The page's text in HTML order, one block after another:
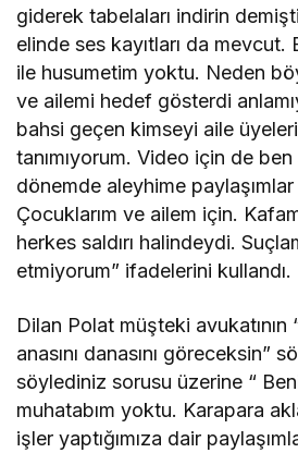
giderek tabelaları indirin
elinde ses kayıtları da mevcut.
ile husumetim yoktu. Neden
ve ailemi hedef gösterdi
bahsi geçen kimseyi aile
tanımıyorum. Video için de
dönemde aleyhime paylaşımlar
Çocuklarım ve ailem için.
herkes saldırı halindeydi.
etmiyorum” ifadelerini kullandı.
Dilan Polat müşteki avukatının
anasını danasını göreceksin”
söylediniz sorusu üzerine “
muhatabım yoktu. Karapara
işler yaptığımıza dair